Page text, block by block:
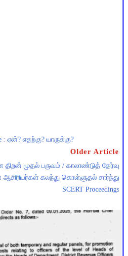
ஏன்? எதற்கு? யாருக்கு?
Older Article
திறன் முதல் பருவம் / காலாண்டுத் தேர்வு
கலந்து கொள்ளுதல் சார்ந்து
SCERT Proceedings